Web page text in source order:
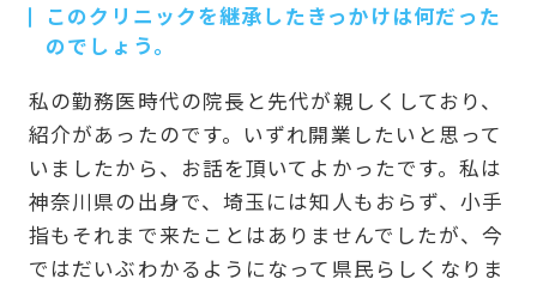
このクリニックを継承したきっかけは何だった
のでしょう。
私の勤務医時代の院長と先代が親しくしており、
紹介があったのです。いずれ開業したいと思って
いましたから、お話を頂いてよかったです。私は
神奈川県の出身で、埼玉には知人もおらず、小手
指もそれまで来たことはありませんでしたが、今
ではだいぶわかるようになって県民らしくなりま